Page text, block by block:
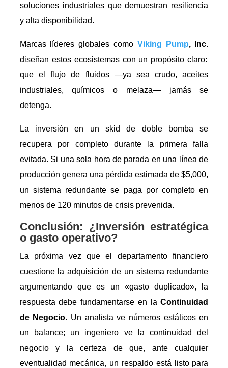
soluciones industriales que demuestran resiliencia
y alta disponibilidad.
Marcas líderes globales como Viking Pump, Inc.
diseñan estos ecosistemas con un propósito claro:
que el flujo de fluidos —ya sea crudo, aceites
industriales, químicos o melaza— jamás se
detenga.
La inversión en un skid de doble bomba se
recupera por completo durante la primera falla
evitada. Si una sola hora de parada en una línea de
producción genera una pérdida estimada de $5,000,
un sistema redundante se paga por completo en
menos de 120 minutos de crisis prevenida.
Conclusión: ¿Inversión estratégica
o gasto operativo?
La próxima vez que el departamento financiero
cuestione la adquisición de un sistema redundante
argumentando que es un «gasto duplicado», la
respuesta debe fundamentarse en laContinuidad
de Negocio. Un analista ve números estáticos en
un balance; un ingeniero ve la continuidad del
negocio y la certeza de que, ante cualquier
eventualidad mecánica, un respaldo está listo para